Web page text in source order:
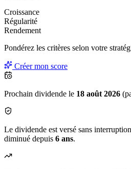
Croissance
Régularité
Rendement
Pondérez les critères selon votre
Créer mon score
Prochain dividende le 18 août 2026
Le dividende est versé sans
diminué depuis 6 ans.